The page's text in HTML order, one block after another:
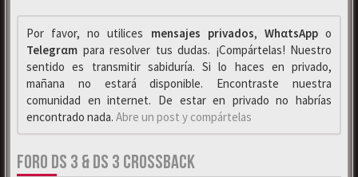
Por favor, no utilices mensajes privados, WhαtsAppo
Telegrαm para resolver tus dudas. ¡Compártelas! Nuestro
sentido es transmitir sabiduría. Si lo haces en privado,
mañana no estará disponible. Encontraste nuestra
comunidad en internet. De estar en privado no habrías
encontrado nada. Abre un post y compártelas
FORO DS 3 & DS 3 CROSSBACK